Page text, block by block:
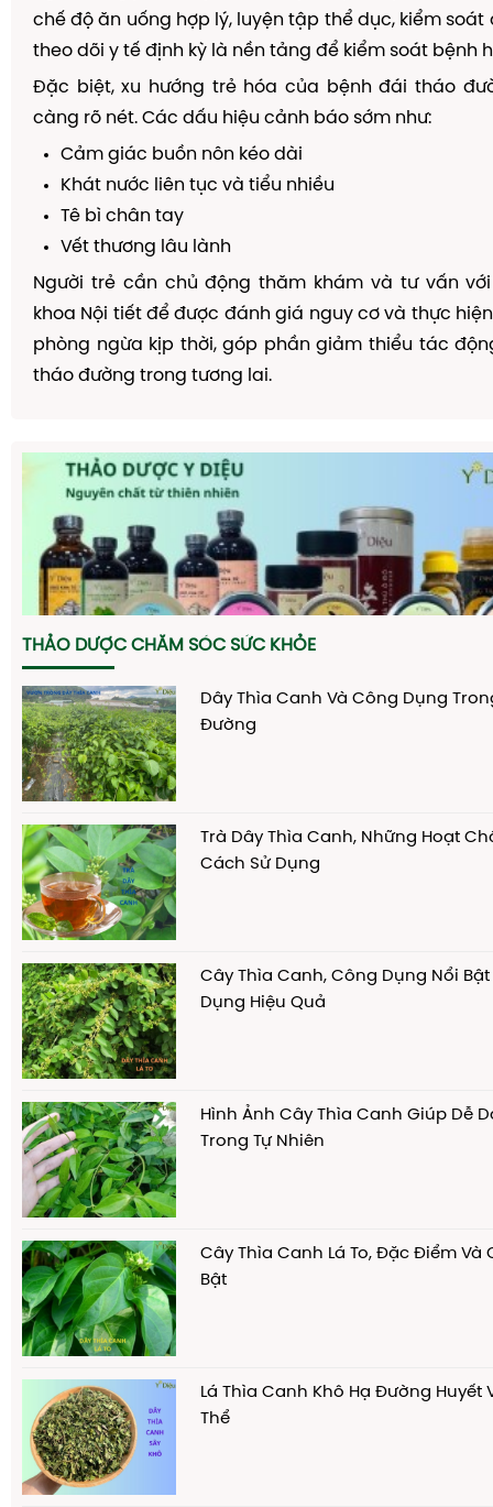
chế độ ăn uống hợp lý, luyện tập thể dục, kiểm soát
theo dõi y tế định kỳ là nền tảng để kiểm soát bệnh
Đặc biệt, xu hướng trẻ hóa của bệnh đái tháo
càng rõ nét. Các dấu hiệu cảnh báo sớm như:
Cảm giác buồn nôn kéo dài
Khát nước liên tục và tiểu nhiều
Tê bì chân tay
Vết thương lâu lành
Người trẻ cần chủ động thăm khám và tư vấn
khoa Nội tiết để được đánh giá nguy cơ và thực
phòng ngừa kịp thời, góp phần giảm thiểu tác
tháo đường trong tương lai.
THẢO DƯỢC CHĂM SÓC SỨC KHỎE
Dây Thìa Canh Và Công Dụng
Đường
Trà Dây Thìa Canh, Những Hoạt
Cách Sử Dụng
Cây Thìa Canh, Công Dụng Nổi
Dụng Hiệu Quả
Hình Ảnh Cây Thìa Canh Giúp Dễ
Trong Tự Nhiên
Cây Thìa Canh Lá To, Đặc Điểm Và
Bật
Lá Thìa Canh Khô Hạ Đường Huyết
Thể